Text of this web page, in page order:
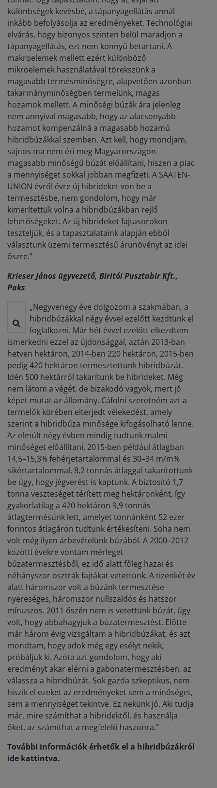
különbségek kevésbé, a tápanyagellátás annál
inkább befolyásolja az eredményeket. Technológiai
elvárás, hogy bizonyos szinten belül maradjon a
tápanyagellátás, ezt nem könnyű betartani. A
makroelemek mellett ezért különböző
mikroelemek használatával törekszünk a
magasabb termésminőségre, alapvetően azonban
takarmányminőségben termelünk, magas
hozamok mellett. A minőségi búzák ára jelenleg
nem annyival magasabb, hogy az alacsonyabb
hozamot kompenzálná a magasabb hozamú
hibridbúzákkal szemben. Azt kell, hogy mondjam,
sajnos ma nem éri meg Magyarországon
magasabb minőségű búzát előállítani, hiszen a piac
a mennyiséget sokkal jobban megfizeti. A SAATEN-
UNION évről évre új hibrideket von be a
termesztésbe, nem gondolom, hogy már
kimerítettük volna a hibridbúzákban rejlő
lehetőségeket. Az új hibrideket fajtasorokon
teszteljük, és a tapasztalataink alapján ebből
választunk üzemi termesztésű árunövényt az idei
őszre.”
Krieser János ügyvezető, Biritói Pusztabir Kft.,
Paks
„Negyvenegy éve dolgozom a szakmában, a
hibridbúzákkal négy évvel ezelőtt kezdtünk el
foglalkozni. Már hét évvel ezelőtt elkezdtem
ismerkedni ezzel az újdonsággal, aztán 2013-ban
hetven hektáron, 2014-ben 220 hektáron, 2015-ben
pedig 420 hektáron termesztettünk hibridbúzát.
Idén 500 hektárról takarítunk be hibrideket. Még
nem látom a végét, de bizakodó vagyok, mert jó
képet mutat az állomány. Cáfolni szeretném azt a
termelők körében elterjedt vélekedést, amely
szerint a hibridbúza minősége kifogásolható lenne.
Az elmúlt négy évben mindig tudtunk malmi
minőséget előállítani, 2015-ben például átlagban
14,5–15,3% fehérjetartalommal és 30–34 m/m%
sikértartalommal, 8,2 tonnás átlaggal takarítottunk
be úgy, hogy jégverést is kaptunk. A biztosító 1,7
tonna veszteséget térített meg hektáronként, így
gyakorlatilag a 420 hektáron 9,9 tonnás
átlagtermésünk lett, amelyet tonnánként 52 ezer
forintos átlagáron tudtunk értékesíteni. Soha nem
volt még ilyen árbevételünk búzából. A 2000–2012
közötti évekre vontam mérleget
búzatermesztésből, ez idő alatt főleg hazai és
néhányszor osztrák fajtákat vetettünk. A tizenkét év
alatt háromszor volt a búzánk termesztése
nyereséges, háromszor nullszaldós és hatszor
mínuszos. 2011 őszén nem is vetettünk búzát, úgy
volt, hogy abbahagyjuk a búzatermesztést. Előtte
már három évig vizsgáltam a hibridbúzákat, és azt
mondtam, hogy adok még egy esélyt nekik,
próbáljuk ki. Azóta azt gondolom, hogy aki
eredményt akar elérni a gabonatermesztésben, az
válassza a hibridbúzát. Sok gazda szkeptikus, nem
hiszik el ezeket az eredményeket sem a minőséget,
sem a mennyiséget tekintve. Ez nekünk jó. Aki tudja
már, mire számíthat a hibridektől, és használja
őket, az számíthat a megfelelő haszonra.”
További információk érhetők el a hibridbúzákról
ide kattintva.